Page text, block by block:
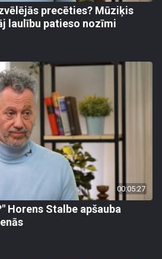
precēties? Mūziķis
laulību patieso nozīmi
00:05:27
Horens Stalbe apšauba